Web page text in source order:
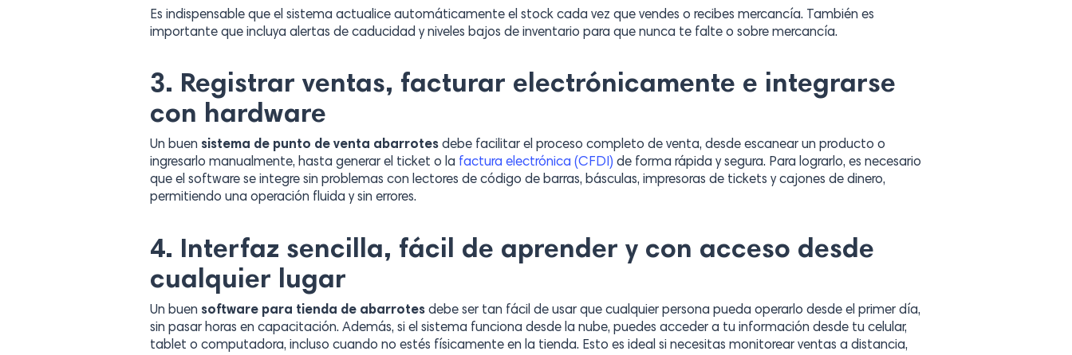
Es indispensable que el sistema actualice automáticamente el stock cada vez que vendes o recibes mercancía. También es
importante que incluya alertas de caducidad y niveles bajos de inventario para que nunca te falte o sobre mercancía.
3. Registrar ventas, facturar electrónicamente e integrarse
con hardware
Un buen sistema de punto de venta abarrotes debe facilitar el proceso completo de venta, desde escanear un producto o
ingresarlo manualmente, hasta generar el ticket o la factura electrónica (CFDI) de forma rápida y segura. Para lograrlo, es necesario
que el software se integre sin problemas con lectores de código de barras, básculas, impresoras de tickets y cajones de dinero,
permitiendo una operación fluida y sin errores.
4. Interfaz sencilla, fácil de aprender y con acceso desde
cualquier lugar
Un buen software para tienda de abarrotes debe ser tan fácil de usar que cualquier persona pueda operarlo desde el primer día,
sin pasar horas en capacitación. Además, si el sistema funciona desde la nube, puedes acceder a tu información desde tu celular,
tablet o computadora, incluso cuando no estés físicamente en la tienda. Esto es ideal si necesitas monitorear ventas a distancia,